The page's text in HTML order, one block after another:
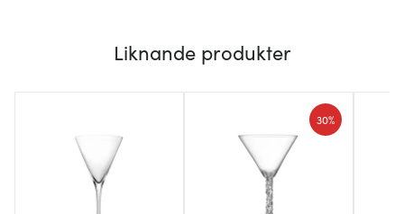
Liknande produkter
30%